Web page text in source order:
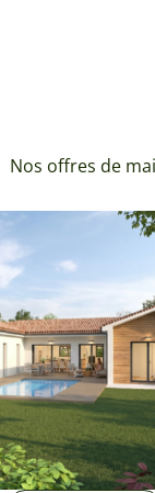
Prendre RDV
+33 5 65 31 12 87
Nos offres de